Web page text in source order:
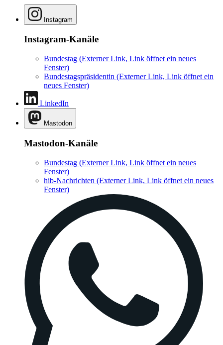
Instagram
Instagram-Kanäle
Bundestag (Externer Link, Link öffnet ein neues
Fenster)
Bundestagspräsidentin (Externer Link, Link öffnet ein
neues Fenster)
LinkedIn
Mastodon
Mastodon-Kanäle
Bundestag (Externer Link, Link öffnet ein neues
Fenster)
hib-Nachrichten (Externer Link, Link öffnet ein neues
Fenster)